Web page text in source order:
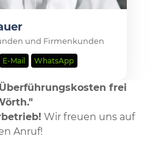
und Firmenkunden
E-Mail WhatsApp
frei
Wir freuen uns auf
Anruf!